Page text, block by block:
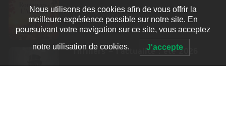
0 3 052 words
Thrillers – l’actualité : été 2026
Nous utilisons des cookies afin de vous offrir la
meilleure expérience possible sur notre site. En
poursuivant votre navigation sur ce site, vous acceptez
notre utilisation de cookies. J'accepte